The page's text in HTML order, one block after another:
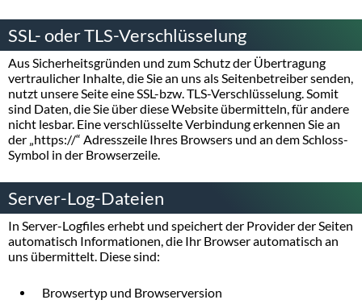
SSL- oder TLS-Verschlüsselung
Aus Sicherheitsgründen und zum Schutz der Übertragung
vertraulicher Inhalte, die Sie an uns als Seitenbetreiber senden,
nutzt unsere Seite eine SSL-bzw. TLS-Verschlüsselung. Somit
sind Daten, die Sie über diese Website übermitteln, für andere
nicht lesbar. Eine verschlüsselte Verbindung erkennen Sie an
der „https://“ Adresszeile Ihres Browsers und an dem Schloss-
Symbol in der Browserzeile.
Server-Log-Dateien
In Server-Logfiles erhebt und speichert der Provider der Seiten
automatisch Informationen, die Ihr Browser automatisch an
uns übermittelt. Diese sind:
Browsertyp und Browserversion